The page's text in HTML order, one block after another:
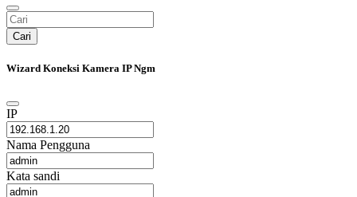
Cari
Wizard Koneksi Kamera IP Ngm
IP
Nama Pengguna
Kata sandi